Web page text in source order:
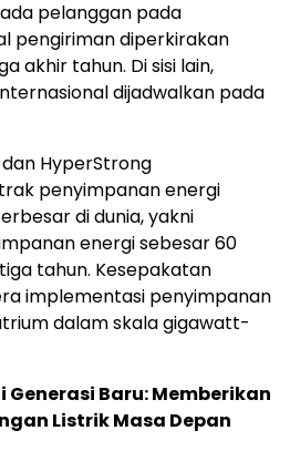
pelanggan pada
pengiriman diperkirakan
akhir tahun. Di sisi lain,
dijadwalkan pada
dan HyperStrong
penyimpanan energi
di dunia, yakni
energi sebesar 60
tahun. Kesepakatan
implementasi penyimpanan
dalam skala gigawatt-
Generasi Baru: Memberikan
Listrik Masa Depan